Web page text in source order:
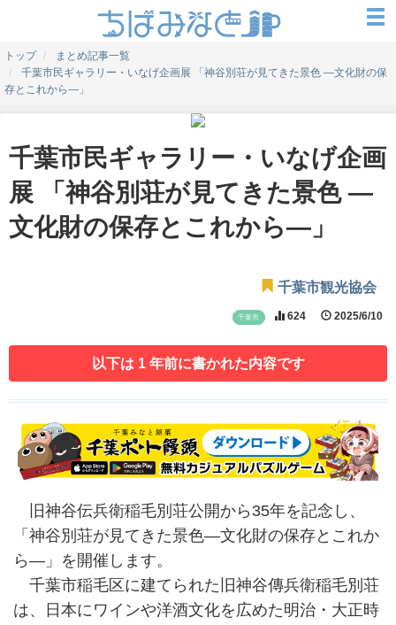
トップ
まとめ記事一覧
千葉市民ギャラリー・いなげ企画展 「神谷別荘が見てきた景色 ―文化財の保
存とこれから―」
千葉市民ギャラリー・いなげ企画
展 「神谷別荘が見てきた景色 ―
文化財の保存とこれから―」
千葉市観光協会
千葉市 624 2025/6/10
以下は 1 年前に書かれた内容です
旧神谷伝兵衛稲毛別荘公開から35年を記念し、
「神谷別荘が見てきた景色―文化財の保存とこれか
ら―」を開催します。
千葉市稲毛区に建てられた旧神谷傳兵衛稲毛別荘
は、日本にワインや洋酒文化を広めた明治・大正時